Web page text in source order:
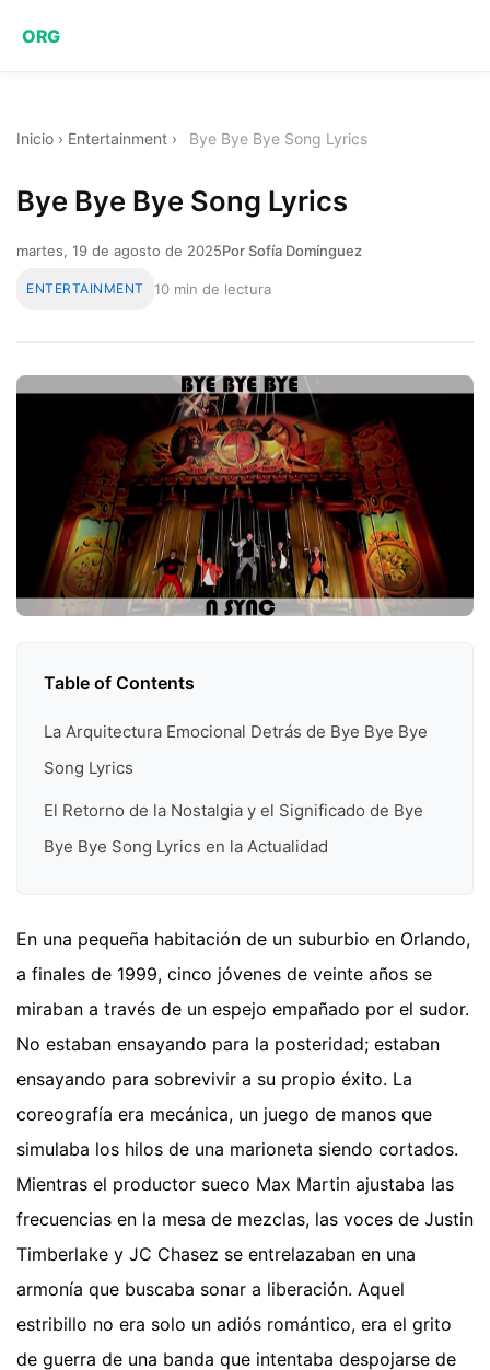
ORG
Inicio › Entertainment › Bye Bye Bye Song Lyrics
Bye Bye Bye Song Lyrics
martes, 19 de agosto de 2025Por Sofía Domínguez
ENTERTAINMENT 10 min de lectura
Table of Contents
La Arquitectura Emocional Detrás de Bye Bye Bye
Song Lyrics
El Retorno de la Nostalgia y el Significado de Bye
Bye Bye Song Lyrics en la Actualidad
En una pequeña habitación de un suburbio en Orlando,
a finales de 1999, cinco jóvenes de veinte años se
miraban a través de un espejo empañado por el sudor.
No estaban ensayando para la posteridad; estaban
ensayando para sobrevivir a su propio éxito. La
coreografía era mecánica, un juego de manos que
simulaba los hilos de una marioneta siendo cortados.
Mientras el productor sueco Max Martin ajustaba las
frecuencias en la mesa de mezclas, las voces de Justin
Timberlake y JC Chasez se entrelazaban en una
armonía que buscaba sonar a liberación. Aquel
estribillo no era solo un adiós romántico, era el grito
de guerra de una banda que intentaba despojarse de